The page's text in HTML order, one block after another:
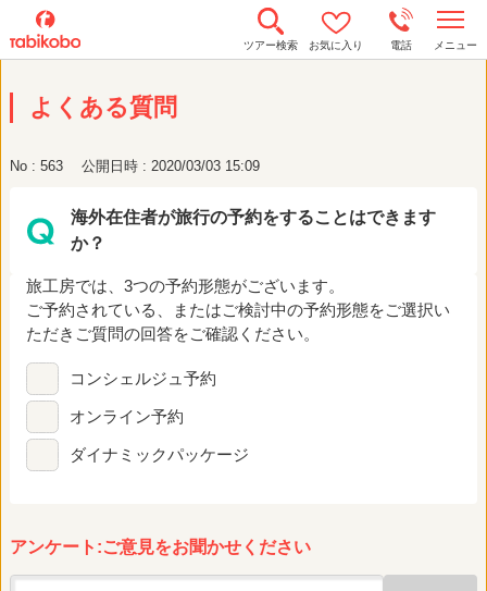
ツアー検索 お気に入り 電話 メニュー
o
よくある質問
No : 563 公開日時 : 2020/03/03 15:09
海外在住者が旅行の予約をすることはできます
か？
旅工房では、3つの予約形態がございます。
ご予約されている、またはご検討中の予約形態をご選択い
ただきご質問の回答をご確認ください。
コンシェルジュ予約
オンライン予約
ダイナミックパッケージ
アンケート:ご意見をお聞かせください